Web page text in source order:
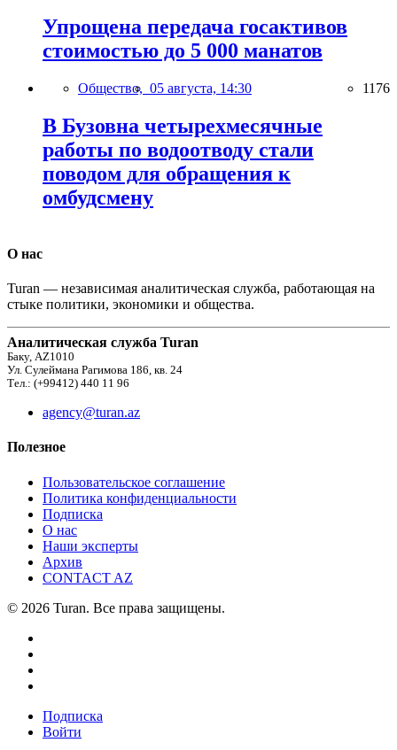
Упрощена передача госактивов
стоимостью до 5 000 манатов
Общество, 05 августа, 14:30 1176
В Бузовна четырехмесячные
работы по водоотводу стали
поводом для обращения к
омбудсмену
О нас
Turan — независимая аналитическая служба, работающая на
стыке политики, экономики и общества.
Аналитическая служба Turan
Баку, AZ1010
Ул. Сулеймана Рагимова 186, кв. 24
Тел.: (+99412) 440 11 96
agency@turan.az
Полезное
Пользовательское соглашение
Политика конфиденциальности
Подписка
О нас
Наши эксперты
Архив
CONTACT AZ
© 2026 Turan. Все права защищены.
Подписка
Войти